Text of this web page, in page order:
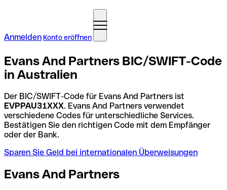
Anmelden Konto eröffnen
Evans And Partners BIC/SWIFT-Code
in Australien
Der BIC/SWIFT-Code für Evans And Partners ist
EVPPAU31XXX. Evans And Partners verwendet
verschiedene Codes für unterschiedliche Services.
Bestätigen Sie den richtigen Code mit dem Empfänger
oder der Bank.
Sparen Sie Geld bei internationalen Überweisungen
Evans And Partners